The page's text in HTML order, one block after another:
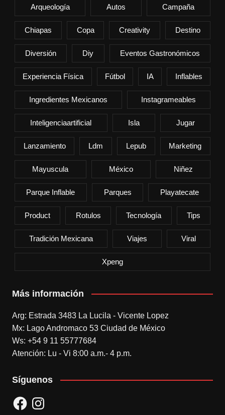
Arqueología Autos Campaña
Chiapas Copa Creativity Destino
Diversión Diy Eventos Gastronómicos
Experiencia Física Fútbol IA Inflables
Ingredientes Mexicanos Instagrameables
Inteligenciaartificial Isla Jugar
Lanzamiento Ldm Lepub Marketing
Mayuscula México Niñez
Parque Inflable Parques Playatecate
Product Rotulos Tecnología Tips
Tradición Mexicana Viajes Viral
Xpeng
Más información
Arg: Estrada 3483 La Lucila - Vicente Lopez
Mx: Lago Andromaco 53 Ciudad de México
Ws: +54 9 11 55777684
Atención: Lu - Vi 8:00 a.m.- 4 p.m.
Síguenos
FacebookInstagram